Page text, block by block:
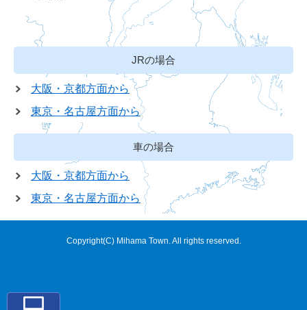
JRの場合
大阪・京都方面から
東京・名古屋方面から
車の場合
大阪・京都方面から
東京・名古屋方面から
Copyright(C) Mihama Town. All rights reserved.